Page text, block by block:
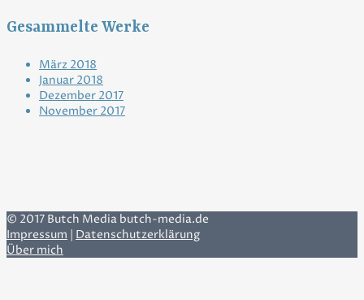
Gesammelte Werke
März 2018
Januar 2018
Dezember 2017
November 2017
© 2017 Butch Media butch-media.de
Impressum | Datenschutzerklärung
Über mich